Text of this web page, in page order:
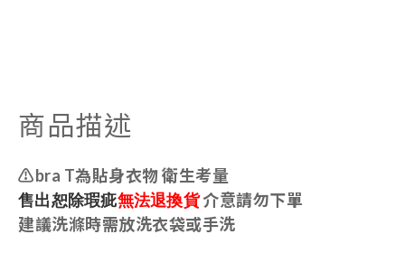
商品描述
⚠️bra T為貼身衣物 衛生考量
售出恕除瑕疵無法退換貨介意請勿下單
建議洗滌時需放洗衣袋或手洗